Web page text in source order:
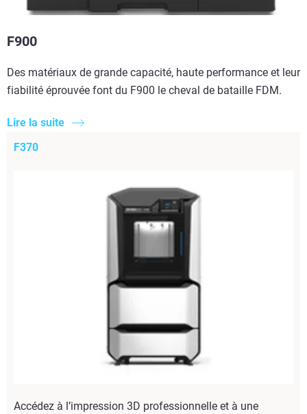
F900
Des matériaux de grande capacité, haute performance et leur
fiabilité éprouvée font du F900 le cheval de bataille FDM.
Lire la suite
F370
Accédez à l’impression 3D professionnelle et à une